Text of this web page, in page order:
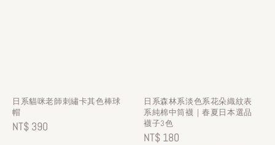
日系貓咪老師刺繡卡其色棒球
帽
Regular
NT$ 390
日系森林系淡色系花朵織紋表
系純棉中筒襪｜春夏日本選品
襪子3色
Regular
NT$ 180